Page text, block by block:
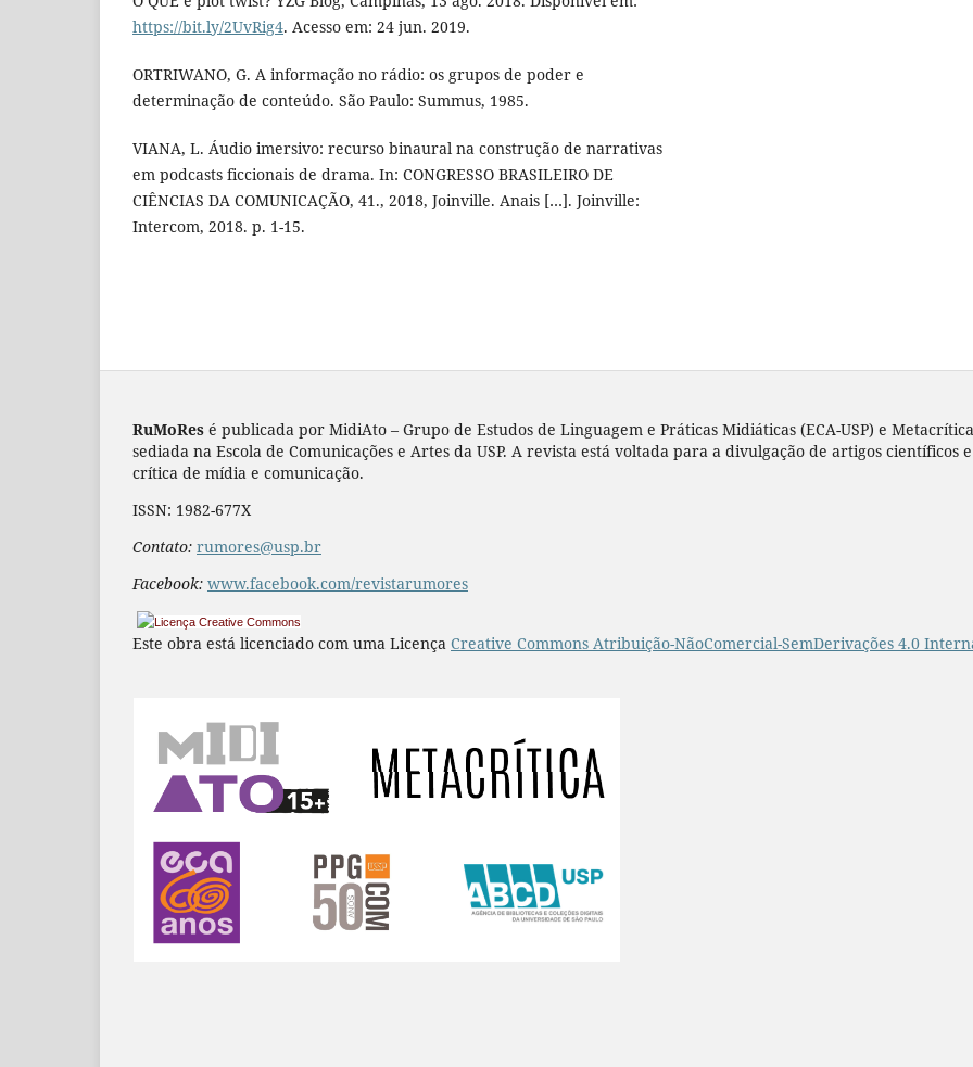
https://bit.ly/2UvRig4. Acesso em: 24 jun. 2019.
ORTRIWANO, G. A informação no rádio: os grupos de poder e
determinação de conteúdo. São Paulo: Summus, 1985.
VIANA, L. Áudio imersivo: recurso binaural na construção de narrativas
em podcasts ficcionais de drama. In: CONGRESSO BRASILEIRO DE
CIÊNCIAS DA COMUNICAÇÃO, 41., 2018, Joinville. Anais […]. Joinville:
Intercom, 2018. p. 1-15.
RuMoRes é publicada por MidiAto – Grupo de Estudos de Linguagem e Práticas Midiáticas (ECA-USP) e
sediada na Escola de Comunicações e Artes da USP. A revista está voltada para a divulgação de artigos
crítica de mídia e comunicação.
ISSN: 1982-677X
Contato: rumores@usp.br
Facebook: www.facebook.com/revistarumores
Este obra está licenciado com uma Licença Creative Commons Atribuição-NãoComercial-SemDerivações 4.0